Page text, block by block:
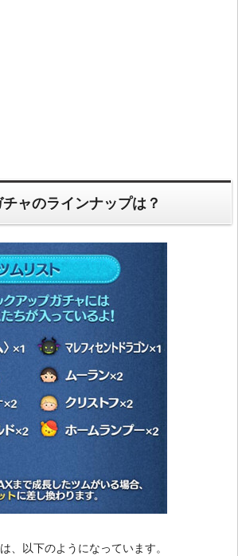
ャのラインナップは？
、以下のようになっています。